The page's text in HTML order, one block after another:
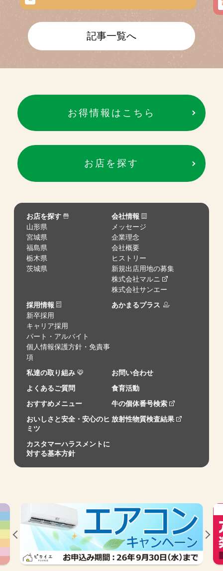
記事一覧へ
お得情報はこちら
お店を探す
お店を探す
山形県
宮城県
福島県
栃木県
茨城県
会社情報
メッセージ
企業理念
会社概要
ヒストリー
新規出店用地の募集
株式会社マルニ
株式会社サンエー
採用情報
新卒採用
キャリア採用
パート・アルバイト
個人情報保護方針・免責事
項
あかまるプラス
私達の取り組み
お問い合わせ
よくあるご質問
食育活動
おすすめメニュー
牛の個体番号検索
おいしさと安全・安心のヒ
ミツ
放射性物質検査結果
カスタマーハラスメントに
対する基本方針